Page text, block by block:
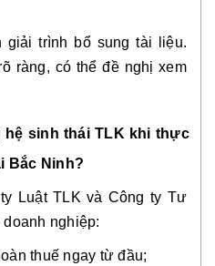
giải trình bổ sung tài liệu.
ràng, có thể đề nghị xem
hệ sinh thái TLK khi thực
Bắc Ninh?
Luật TLK và Công ty Tư
nghiệp:
thuế ngay từ đầu;